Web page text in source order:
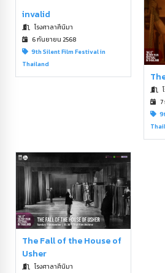
invalid
โรงศาลาศีนิมา
6 กันยายน 2568
9th Silent Film Festival in
Thailand
The Fall of the House of
Usher
โรงศาลาศีนิมา